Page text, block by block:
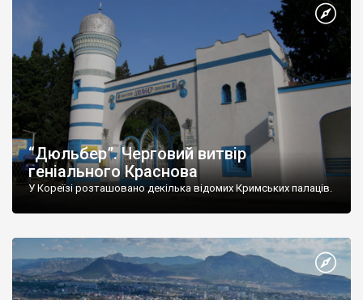
“Дюльбер”. Черговий витвір
геніального Краснова
У Кореїзі розташовано декілька відомих Кримських палаців.